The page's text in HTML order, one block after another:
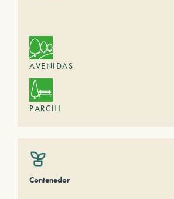
AVENIDAS
PARCHI
Contenedor